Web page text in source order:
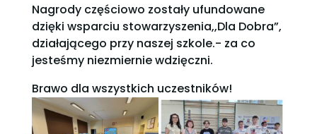
Nagrody częściowo zostały ufundowane
dzięki wsparciu stowarzyszenia,,Dla Dobra”,
działającego przy naszej szkole.- za co
jesteśmy niezmiernie wdzięczni.
Brawo dla wszystkich uczestników!